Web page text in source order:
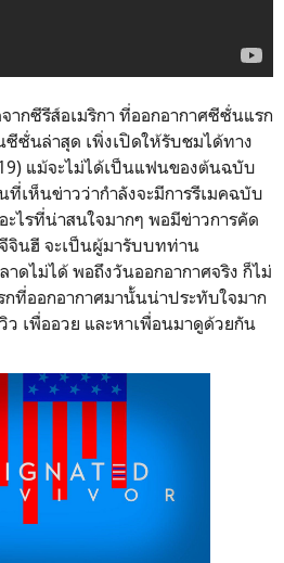
ากซีรีส์อเมริกา ที่ออกอากาศซีซั่นแรก
ซั่นล่าสุด เพิ่งเปิดให้รับชมได้ทาง
แม้จะไม่ได้เป็นแฟนของต้นฉบับ
ที่เห็นข่าวว่ากำลังจะมีการรีเมคฉบับ
ะไรที่น่าสนใจมากๆ พอมีข่าวการคัด
จินฮี จะเป็นผู้มารับบทท่าน
าดไม่ได้ พอถึงวันออกอากาศจริง ก็ไม่
กที่ออกอากาศมานั้นน่าประทับใจมาก
ว เพื่ออวย และหาเพื่อนมาดูด้วยกัน